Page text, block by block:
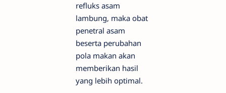
refluks asam
lambung, maka obat
penetral asam
beserta perubahan
pola makan akan
memberikan hasil
yang lebih optimal.